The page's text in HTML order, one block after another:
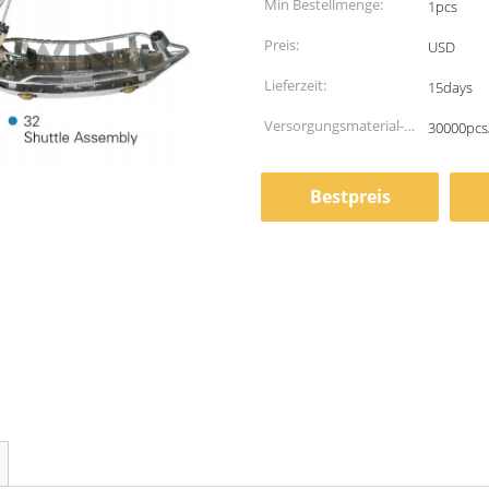
Min Bestellmenge:
1pcs
Preis:
USD
Lieferzeit:
15days
Versorgungsmaterial-
Bestpreis